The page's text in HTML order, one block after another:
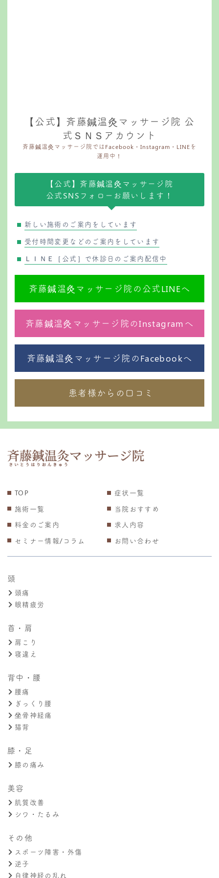
【公式】斉藤鍼温灸マッサージ院 公
式ＳＮＳアカウント
斉藤鍼温灸マッサージ院ではFacebook・Instagram・LINEを
運用中！
【公式】斉藤鍼温灸マッサージ院
公式SNSフォローお願いします！
新しい施術のご案内をしています
受付時間変更などのご案内をしています
ＬＩＮＥ［公式］で休診日のご案内配信中
斉藤鍼温灸マッサージ院の公式LINEへ
斉藤鍼温灸マッサージ院のInstagramへ
斉藤鍼温灸マッサージ院のFacebookへ
患者様からの口コミ
TOP
症状一覧
施術一覧
当院おすすめ
料金のご案内
求人内容
セミナー情報/コラム
お問い合わせ
頭
頭痛
眼精疲労
首・肩
肩こり
寝違え
背中・腰
腰痛
ぎっくり腰
坐骨神経痛
猫背
膝・足
膝の痛み
美容
肌質改善
シワ・たるみ
その他
スポーツ障害・外傷
逆子
自律神経の乱れ